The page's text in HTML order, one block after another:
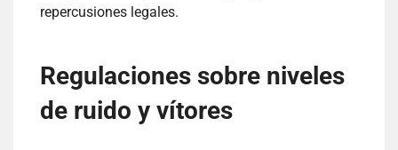
repercusiones legales.
Regulaciones sobre niveles
de ruido y vítores